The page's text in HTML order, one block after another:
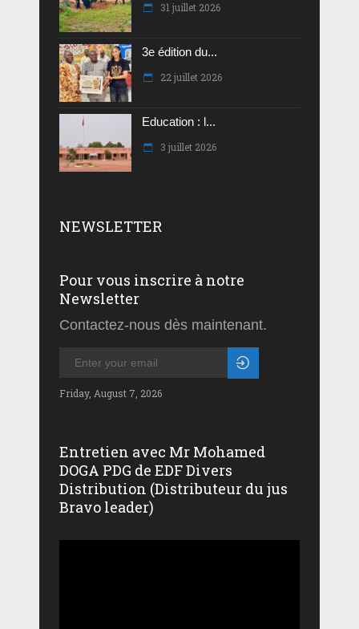
31 juillet 2026
3e édition du...
22 juillet 2026
Education : l...
3 juillet 2026
NEWSLETTER
Pour vous inscrire à notre
Newsletter
Contactez-nous dès maintenant.
Friday, August 7, 2026
Entretien avec Mr Mohamed
DOGA PDG de EDF Divers
Distribution (Distributeur du jus
Bravo leader)